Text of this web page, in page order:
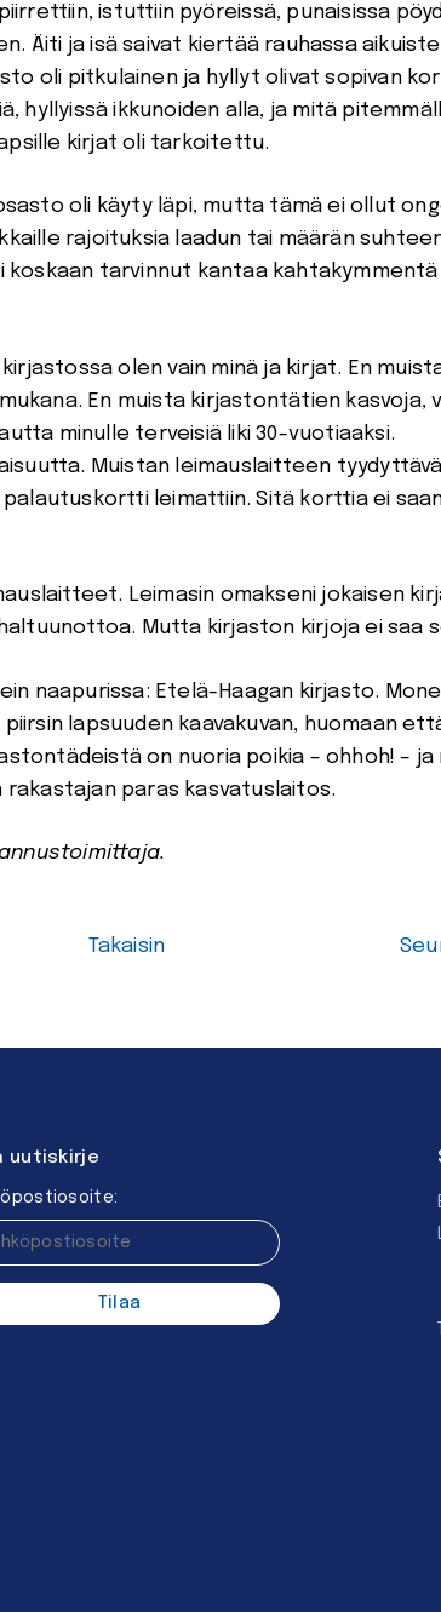
istuttiin pyöreissä, punaisissa
Äiti ja isä saivat kiertää rauhassa
oli pitkulainen ja hyllyt olivat sopivan
hyllyissä ikkunoiden alla, ja mitä
kirjat oli tarkoitettu.
oli käyty läpi, mutta tämä ei ollut
rajoituksia laadun tai määrän
koskaan tarvinnut kantaa
olen vain minä ja kirjat. En
En muista kirjastontätien kasvoja,
minulle terveisiä liki 30-vuotiaaksi.
Muistan leimauslaitteen
palautuskortti leimattiin. Sitä korttia ei
Leimasin omakseni jokaisen
Mutta kirjaston kirjoja ei saa
naapurissa: Etelä-Haagan kirjasto.
lapsuuden kaavakuvan, huomaan
on nuoria poikia – ohhoh! – ja
paras kasvatuslaitos.
Takaisin
uutiskirje